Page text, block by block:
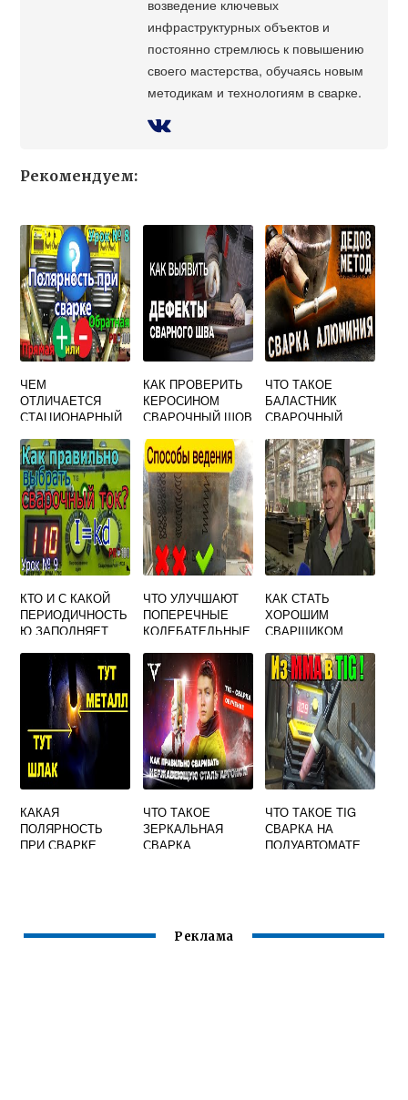
возведение ключевых
инфраструктурных объектов и
постоянно стремлюсь к повышению
своего мастерства, обучаясь новым
методикам и технологиям в сварке.
Рекомендуем:
ЧЕМ
ОТЛИЧАЕТСЯ
СТАЦИОНАРНЫЙ
ПОСТ ОТ
ПЕРЕДВИЖНОГО
КАК ПРОВЕРИТЬ
КЕРОСИНОМ
СВАРОЧНЫЙ ШОВ
ЧТО ТАКОЕ
БАЛАСТНИК
СВАРОЧНЫЙ
КТО И С КАКОЙ
ПЕРИОДИЧНОСТЬ
Ю ЗАПОЛНЯЕТ
ПОТОЛОЧНОЙ
СВАРКИ
ЧТО УЛУЧШАЮТ
ПОПЕРЕЧНЫЕ
КОЛЕБАТЕЛЬНЫЕ
ЭЛЕКТРОДА ПРИ
МЕХАНИЗИРОВАН
НОЙ СВАРКЕ
КАК СТАТЬ
ХОРОШИМ
СВАРЩИКОМ
КАКАЯ
ПОЛЯРНОСТЬ
ПРИ СВАРКЕ
ЧТО ТАКОЕ
ЗЕРКАЛЬНАЯ
СВАРКА
ЧТО ТАКОЕ TIG
СВАРКА НА
ПОЛУАВТОМАТЕ
Реклама